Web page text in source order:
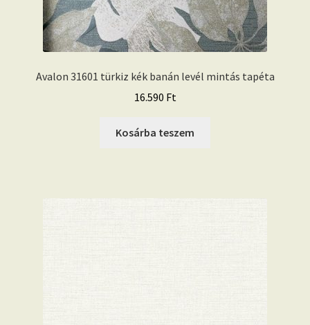
Avalon 31601 türkiz kék banán levél mintás tapéta
16.590 Ft
Kosárba teszem